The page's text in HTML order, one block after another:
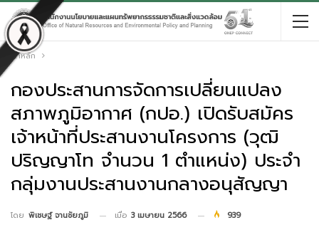
หน้าหลัก
กองประสานการจัดการเปลี่ยนแปลง
สภาพภูมิอากาศ (กปอ.) เปิดรับสมัคร
เจ้าหน้าที่ประสานงานโครงการ (วุฒิ
ปริญญาโท จำนวน 1 ตำแหน่ง) ประจำ
กลุ่มงานประสานงานกลางอนุสัญญา
โดย พิเชษฐ์ จานชัยภูมิ เมื่อ 3 เมษายน 2566 939